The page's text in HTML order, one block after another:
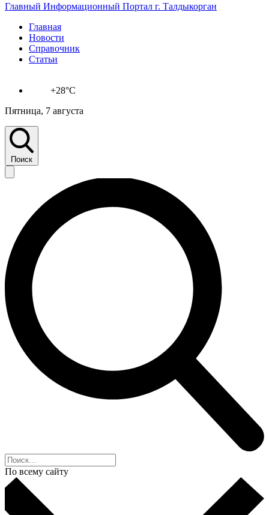
Главный Информационный Портал г. Талдыкорган
Главная
Новости
Справочник
Статьи
+28°C
Пятница, 7 августа
Поиск
По всему сайту